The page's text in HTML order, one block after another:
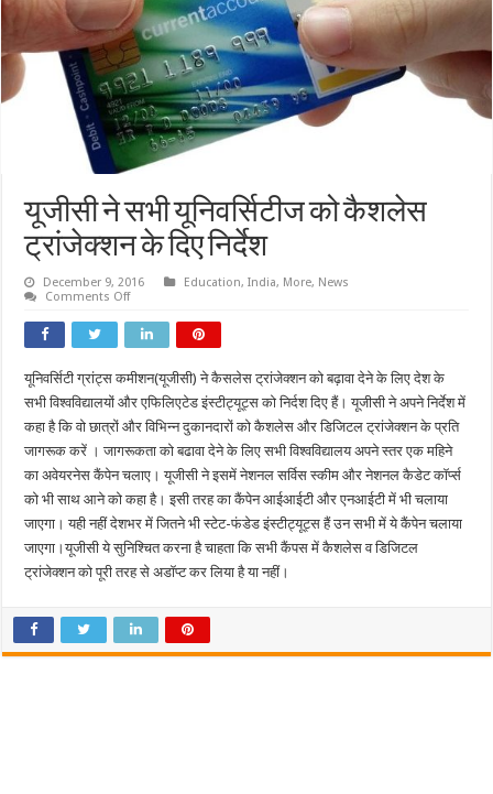
यूजीसी ने सभी यूनिवर्सिटीज को कैशलेस
ट्रांजेक्शन के दिए निर्देश
December 9, 2016 Education,India, More, News
Comments Offon
ने
सभी
यूनिवर्सिटीज
कैशलेस
ट्रांजेक्शन
के
दिए
यूनिवर्सिटी ग्रांट्स कमीशन(यूजीसी) ने कैसलेस ट्रांजेक्शन को बढ़ावा देने के लिए देश के
सभी विश्वविद्यालयों और एफिलिएटेड इंस्टीट्यूट्स को निर्दश दिए हैं। यूजीसी ने अपने निर्देश में
कहा है कि वो छात्रों और विभिन्न दुकानदारों को कैशलेस और डिजिटल ट्रांजेक्शन के प्रति
जागरूक करें । जागरूकता को बढावा देने के लिए सभी विश्वविद्यालय अपने स्तर एक महिने
का अवेयरनेस कैंपेन चलाए। यूजीसी ने इसमें नेशनल सर्विस स्कीम और नेशनल कैडेट कॉर्प्स
को भी साथ आने को कहा है। इसी तरह का कैंपेन आईआईटी और एनआईटी में भी चलाया
जाएगा। यही नहीं देशभर में जितने भी स्टेट-फंडेड इंस्टीट्यूट्स हैं उन सभी में ये कैंपेन चलाया
जाएगा।यूजीसी ये सुनिश्चित करना है चाहता कि सभी कैंपस में कैशलेस व डिजिटल
ट्रांजेक्शन को पूरी तरह से अडॉप्ट कर लिया है या नहीं।